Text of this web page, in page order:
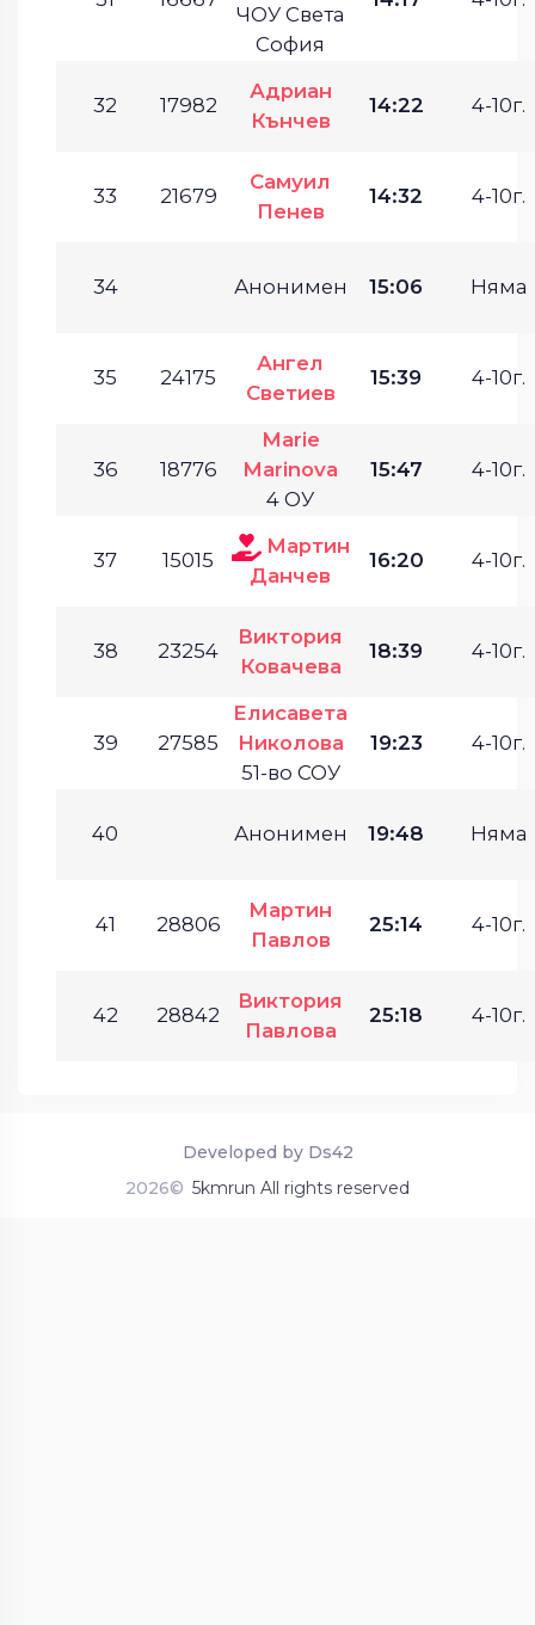
ЧОУ Света
София
32 17982
Адриан
Кънчев
14:22 4-10г.
33 21679
Самуил
Пенев
14:32 4-10г.
34 Анонимен 15:06 Няма
35 24175
Ангел
Светиев
15:39 4-10г.
36 18776
Marie
Marinova
4 ОУ
15:47 4-10г.
37 15015
Мартин
Данчев
16:20 4-10г.
38 23254
Виктория
Ковачева
18:39 4-10г.
39 27585
Елисавета
Николова
51-во СОУ
19:23 4-10г.
40 Анонимен 19:48 Няма
41 28806
Мартин
Павлов
25:14 4-10г.
42 28842
Виктория
Павлова
25:18 4-10г.
2026© 5kmrun All rights reserved
Developed by Ds42